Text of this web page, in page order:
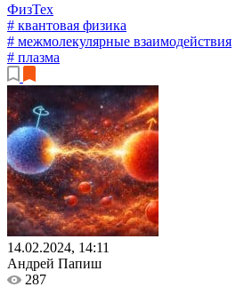
ФизТех
# квантовая физика
# межмолекулярные взаимодействия
# плазма
14.02.2024, 14:11
Андрей Папиш
287